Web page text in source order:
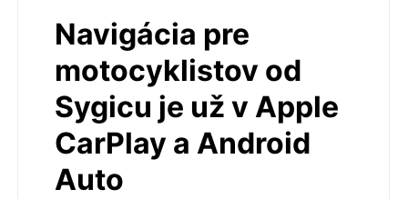
Navigácia pre
motocyklistov od
Sygicu je už v Apple
CarPlay a Android
Auto